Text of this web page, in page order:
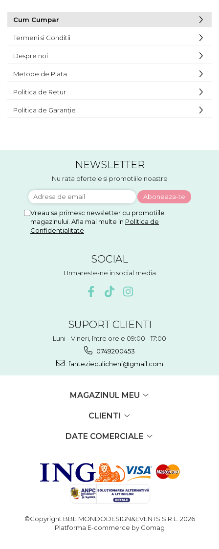
Cum Cumpar
Termeni si Conditii
Despre noi
Metode de Plata
Politica de Retur
Politica de Garanție
NEWSLETTER
Nu rata ofertele si promotiile noastre
Vreau sa primesc newsletter cu promotiile
magazinului. Afla mai multe in Politica de
Confidentialitate
SOCIAL
Urmareste-ne in social media
SUPORT CLIENTI
Luni - Vineri, între orele 09:00 - 17:00
0749200453
fantezieculicheni@gmail.com
MAGAZINUL MEU
CLIENTI
DATE COMERCIALE
©Copyright BBE MONDODESIGN&EVENTS S.R.L. 2026
Platforma E-commerce by Gomag